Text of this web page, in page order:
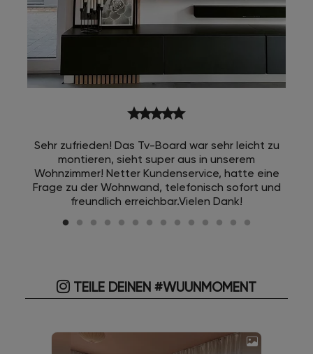
starstarstarstarstar
Sehr zufrieden! Das Tv-Board war sehr leicht zu
montieren, sieht super aus in unserem
Wohnzimmer! Netter Kundenservice, hatte eine
Frage zu der Wohnwand, telefonisch sofort und
freundlich erreichbar.Vielen Dank!
TEILE DEINEN #WUUNMOMENT